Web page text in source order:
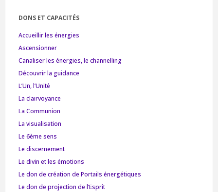
DONS ET CAPACITÉS
Accueillir les énergies
Ascensionner
Canaliser les énergies, le channelling
Découvrir la guidance
L’Un, l’Unité
La clairvoyance
La Communion
La visualisation
Le 6ème sens
Le discernement
Le divin et les émotions
Le don de création de Portails énergétiques
Le don de projection de l’Esprit